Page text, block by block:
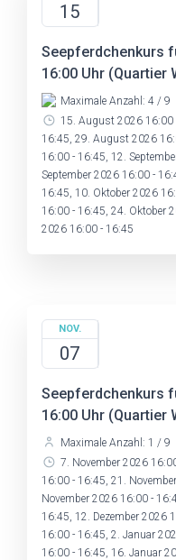
15
Seepferdchenkurs
16:00 Uhr (Quartier
Maximale Anzahl: 4 / 9
15. August 2026 16:00
16:45, 29. August 2026
16:00 - 16:45, 12.
September 2026 16:00 -
16:45, 10. Oktober 2026
16:00 - 16:45, 24. Oktober
2026 16:00 - 16:45
NOV.
07
Seepferdchenkurs
16:00 Uhr (Quartier
Maximale Anzahl: 1 / 9
7. November 2026
16:00 - 16:45, 21.
November 2026 16:00 -
16:45, 12. Dezember 2026
16:00 - 16:45, 2. Januar
16:00 - 16:45, 16. Januar